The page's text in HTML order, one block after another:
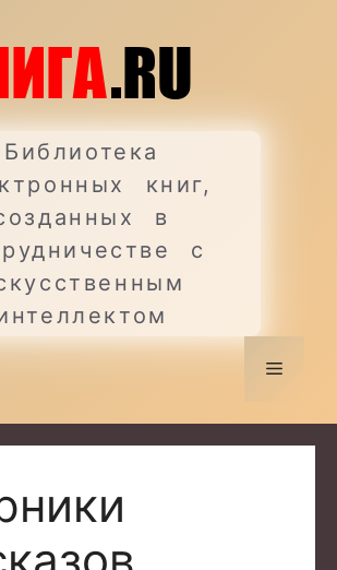
Библиотека
книг,
в
с
Меню